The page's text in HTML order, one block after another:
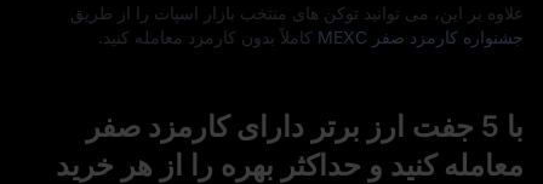
علاوه بر این، می‌ توانید توکن‌ های منتخب بازار اسپات را از طریق
جشنواره کارمزد صفر MEXC
کاملاً بدون کارمزد معامله کنید.
با 5 جفت‌ ارز برتر دارای کارمزد صفر
معامله کنید و حداکثر بهره را از هر خرید